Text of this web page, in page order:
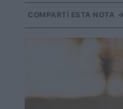
COMPARTÍ ESTA NOTA